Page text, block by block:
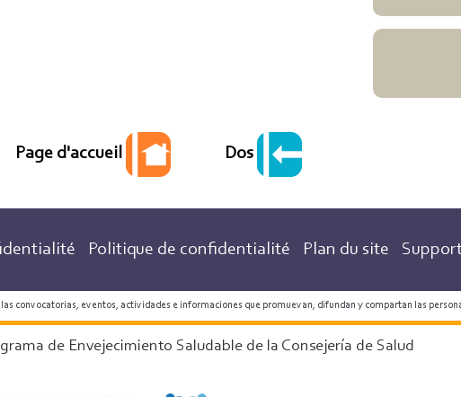
Page d'accueil Dos
Politique de confidentialité Plan du site
convocatorias, eventos, actividades e informaciones que promuevan, difundan y compartan las
de Envejecimiento Saludable de la Consejería de Salud